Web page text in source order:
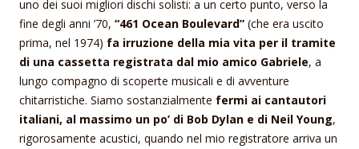
uno dei suoi migliori dischi solisti: a un certo punto, verso la
fine degli anni ’70, “461 Ocean Boulevard” (che era uscito
prima, nel 1974) fa irruzione della mia vita per il tramite
di una cassetta registrata dal mio amico Gabriele, a
lungo compagno di scoperte musicali e di avventure
chitarristiche. Siamo sostanzialmente fermi ai cantautori
italiani, al massimo un po’ di Bob Dylan e di Neil Young,
rigorosamente acustici, quando nel mio registratore arriva un